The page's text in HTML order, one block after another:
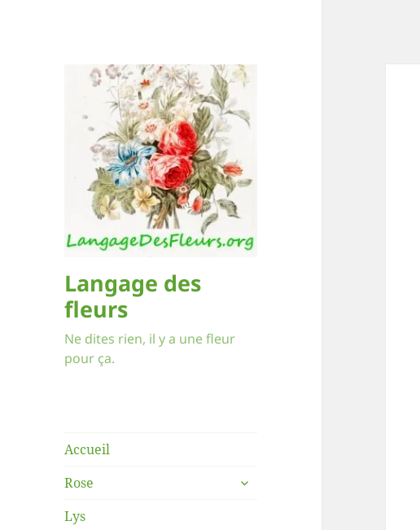
Langage des
fleurs
Ne dites rien, il y a une fleur
pour ça.
Accueil
Rose
ouvrir
Lys